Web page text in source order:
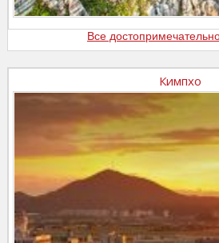
Все
Кимпхо